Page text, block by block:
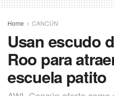
Home CANCÚN
Usan escudo
Roo para
escuela patito